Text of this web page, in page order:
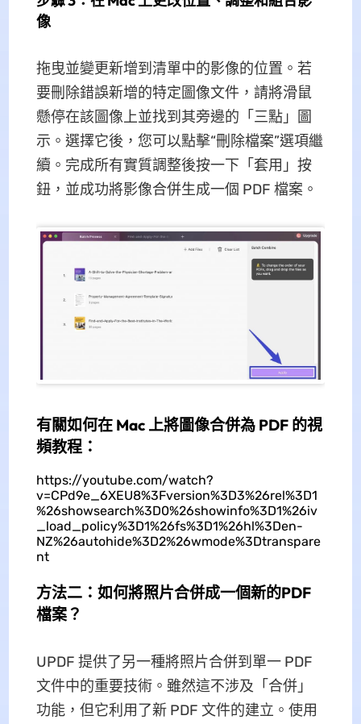
像
拖曳並變更新增到清單中的影像的位置。若
要刪除錯誤新增的特定圖像文件，請將滑鼠
懸停在該圖像上並找到其旁邊的「三點」圖
示。選擇它後，您可以點擊“刪除檔案”選項繼
續。完成所有實質調整後按一下「套用」按
鈕，並成功將影像合併生成一個 PDF 檔案。
有關如何在 Mac 上將圖像合併為 PDF 的視
頻教程：
https://youtube.com/watch?
v=CPd9e_6XEU8%3Fversion%3D3%26rel%3D1
%26showsearch%3D0%26showinfo%3D1%26iv
_load_policy%3D1%26fs%3D1%26hl%3Den-
NZ%26autohide%3D2%26wmode%3Dtranspare
nt
方法二：如何將照片合併成一個新的PDF
檔案？
UPDF 提供了另一種將照片合併到單一 PDF
文件中的重要技術。雖然這不涉及「合併」
功能，但它利用了新 PDF 文件的建立。使用